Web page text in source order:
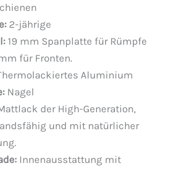
2-jährige
19 mm Spanplatte für Rümpfe
für Fronten.
Aluminium
Nagel
der High-Generation,
und mit natürlicher
Innenausstattung mit